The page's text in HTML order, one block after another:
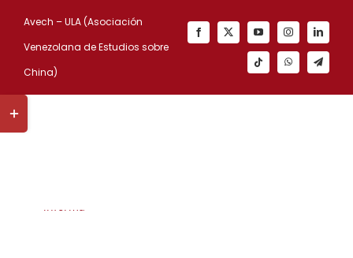
Avech – ULA (Asociación
Venezolana de Estudios sobre
China)
información
Toggle
Sliding